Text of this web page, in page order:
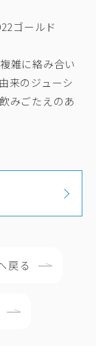
ゴールド
雑に絡み合い
来のジューシ
みごたえのあ
戻る